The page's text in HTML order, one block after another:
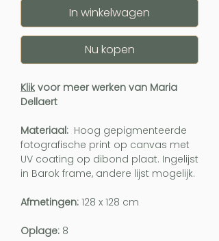
In winkelwagen
Nu kopen
Klik voor meer werken van Maria
Dellaert
Materiaal: Hoog gepigmenteerde
fotografische print op canvas met
UV coating op dibond plaat. Ingelijst
in Barok frame, andere lijst mogelijk.
Afmetingen: 128 x 128 cm
Oplage: 8